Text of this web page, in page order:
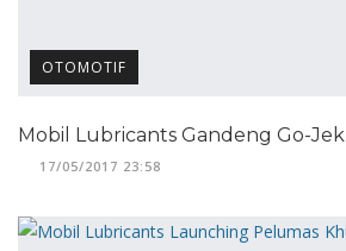
OTOMOTIF
Mobil Lubricants Gandeng Go-Jek
17/05/2017 23:58